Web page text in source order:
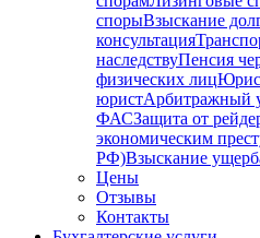
спорыВзыскание
консультация
наследствуПенсия
физических лиц
юристАрбитражный
ФАСЗащита от
экономическим
РФ)Взыскание
Цены
Отзывы
Контакты